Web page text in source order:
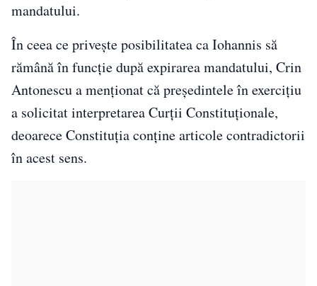
mandatului.
În ceea ce privește posibilitatea ca Iohannis să
rămână în funcție după expirarea mandatului, Crin
Antonescu a menționat că președintele în exercițiu
a solicitat interpretarea Curții Constituționale,
deoarece Constituția conține articole contradictorii
în acest sens.